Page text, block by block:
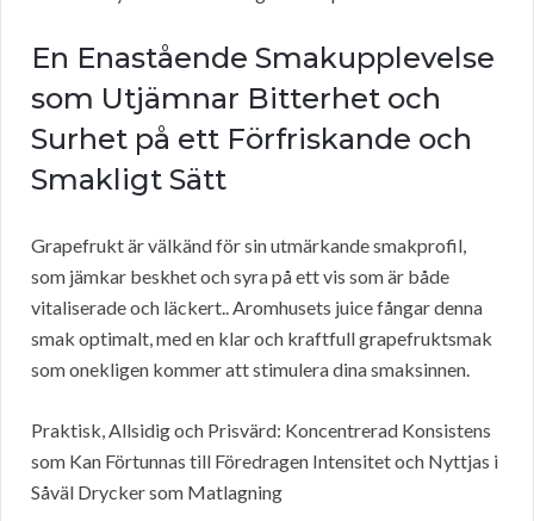
En Enastående Smakupplevelse
som Utjämnar Bitterhet och
Surhet på ett Förfriskande och
Smakligt Sätt
Grapefrukt är välkänd för sin utmärkande smakprofil,
som jämkar beskhet och syra på ett vis som är både
vitaliserade och läckert.. Aromhusets juice fångar denna
smak optimalt, med en klar och kraftfull grapefruktsmak
som onekligen kommer att stimulera dina smaksinnen.
Praktisk, Allsidig och Prisvärd: Koncentrerad Konsistens
som Kan Förtunnas till Föredragen Intensitet och Nyttjas i
Såväl Drycker som Matlagning